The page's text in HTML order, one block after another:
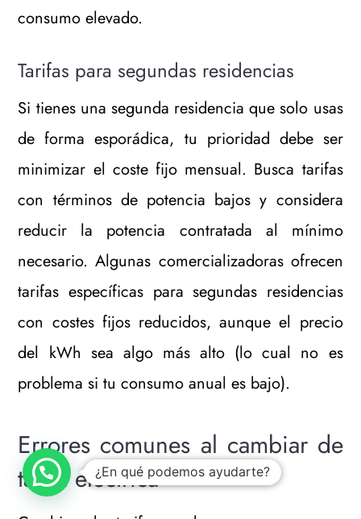
consumo elevado.
Tarifas para segundas residencias
Si tienes una segunda residencia que solo usas
de forma esporádica, tu prioridad debe ser
minimizar el coste fijo mensual. Busca tarifas
con términos de potencia bajos y considera
reducir la potencia contratada al mínimo
necesario. Algunas comercializadoras ofrecen
tarifas específicas para segundas residencias
con costes fijos reducidos, aunque el precio
del kWh sea algo más alto (lo cual no es
problema si tu consumo anual es bajo).
Errores comunes al cambiar de
tarifa eléctrica¿En qué podemos ayudarte?